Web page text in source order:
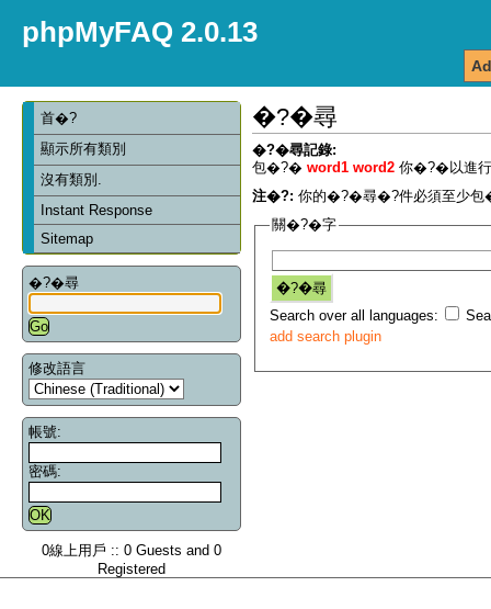
phpMyFAQ 2.0.13
首�?
顯示所有類別
沒有類別.
Instant Response
Sitemap
�?�尋
修改語言
帳號:
密碼:
0線上用戶 :: 0 Guests and 0
Registered
�?�尋
�?�尋記錄:
包�?� word1 word2 你�?�以進
注�?: 你的�?�尋�?件必須至少
關�?�字
Search over all languages:
add search plugin